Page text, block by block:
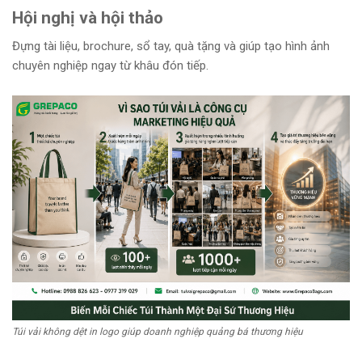
Hội nghị và hội thảo
Đựng tài liệu, brochure, sổ tay, quà tặng và giúp tạo hình ảnh
chuyên nghiệp ngay từ khâu đón tiếp.
Túi vải không dệt in logo giúp doanh nghiệp quảng bá thương hiệu